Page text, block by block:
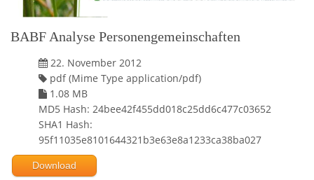
BABF Analyse Personengemeinschaften
22. November 2012
pdf (Mime Type application/pdf)
1.08 MB
MD5 Hash: 24bee42f455dd018c25dd6c477c03652
SHA1 Hash:
95f11035e8101644321b3e63e8a1233ca38ba027
Download